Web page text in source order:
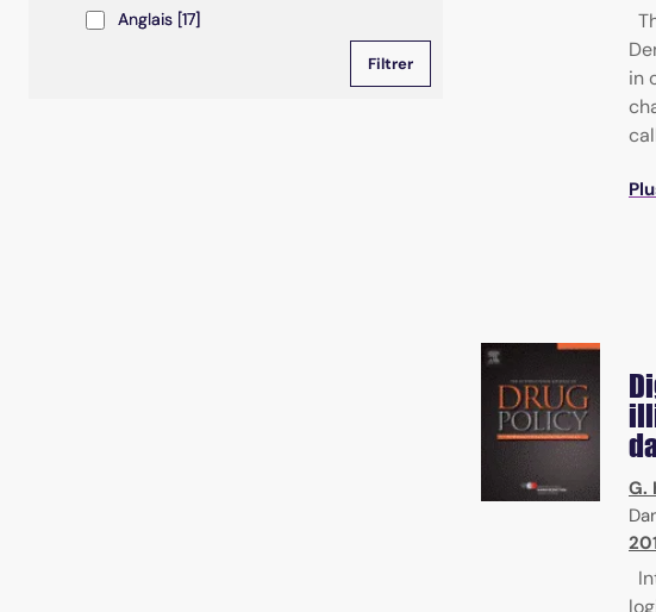
AnglaisAnglais [17]
in
G.